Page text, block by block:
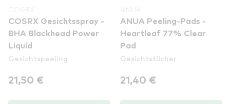
COSRX Gesichtsspray -
BHA Blackhead Power
Liquid
Gesichtspeeling
21,50 €
ANUA Peeling-Pads -
Heartleaf 77% Clear
Pad
Gesichtstücher
21,40 €